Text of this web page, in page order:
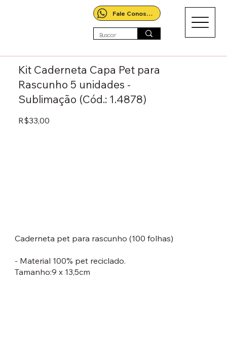
Fale Conosco!
Kit Caderneta Capa Pet para
Rascunho 5 unidades -
Sublimação (Cód.: 1.4878)
R$33,00
Caderneta pet para rascunho (100 folhas)
- Material 100% pet reciclado.
Tamanho:9 x 13,5cm